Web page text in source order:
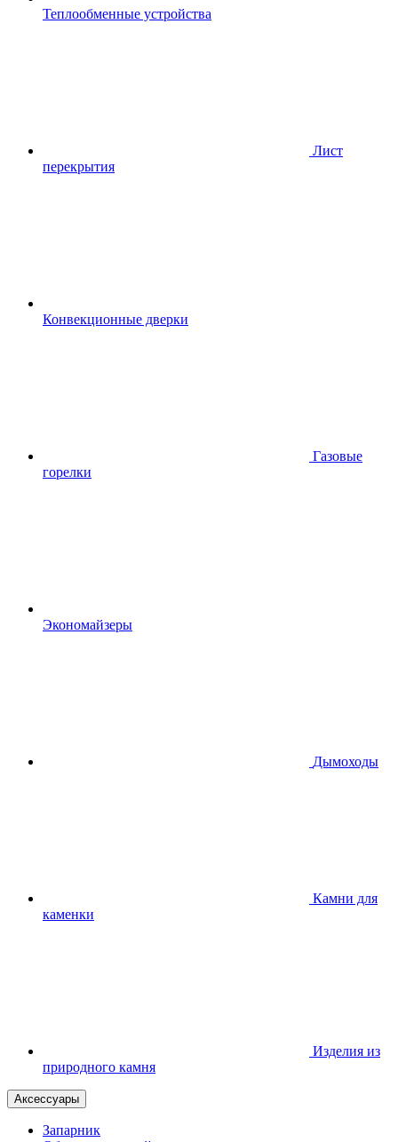
Теплообменные устройства
Лист
перекрытия
Конвекционные дверки
Газовые
горелки
Экономайзеры
Дымоходы
Камни для
каменки
Изделия из
природного камня
Аксессуары
Запарник